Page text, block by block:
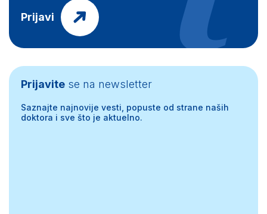
Prijavi
Prijavite se na newsletter
Saznajte najnovije vesti, popuste od strane naših
doktora i sve što je aktuelno.